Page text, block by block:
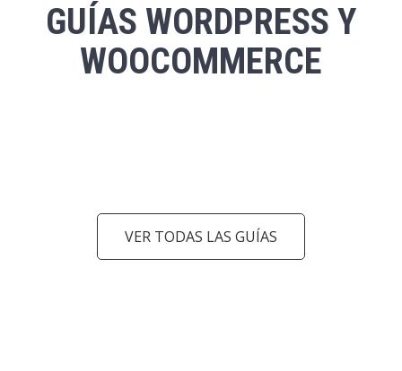
GUÍAS WORDPRESS Y
WOOCOMMERCE
VER TODAS LAS GUÍAS